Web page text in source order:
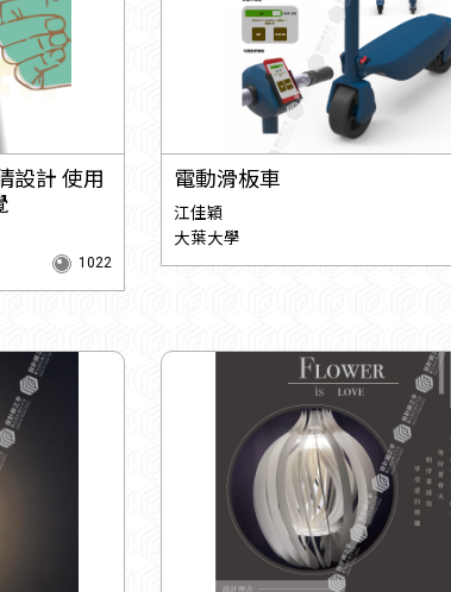
設計 使用
1022
電動滑板車
江佳穎
大葉大學